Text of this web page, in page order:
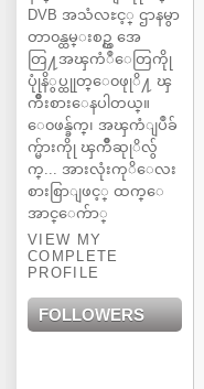
DVB အသံလႊင့္ ဌာနမွာ
တာ၀န္ထမ္းစဥ္က အေ
တြ႔အၾကံဳေတြကိုု
ပုုံနိွပ္ထုုတ္ေ၀ဖုုိ႔ ၾ
ကိဳးစားေနပါတယ္။
ေ၀ဖန္ခ်က္၊ အၾကံျပဳခ်
က္မ်ားကိုု ၾကိဳဆုုိလ်ွ
က္... အားလုံးကုိေလး
စားစြာျဖင့္ ထက္ေ
အာင္ေက်ာ္
VIEW MY
COMPLETE
PROFILE
FOLLOWERS